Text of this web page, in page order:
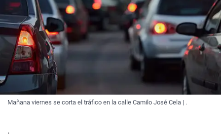
Mañana viernes se corta el tráfico en la calle Camilo José Cela | .
.